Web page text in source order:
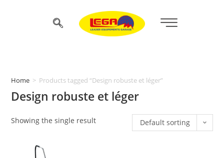
Home > Products tagged “Design robuste et léger”
Design robuste et léger
Showing the single result Default sorting